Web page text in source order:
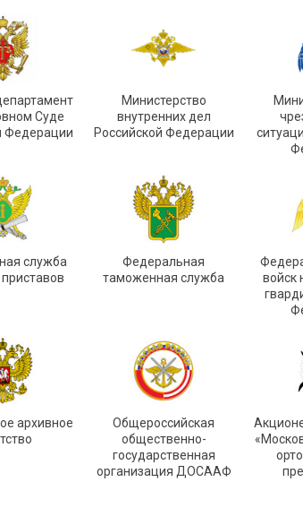
Суде
Федерации
Министерство
внутренних дел
Российской Федерации
служба
Федеральная
таможенная служба
войск
архивное
Общероссийская
общественно-
государственная
организация ДОСААФ